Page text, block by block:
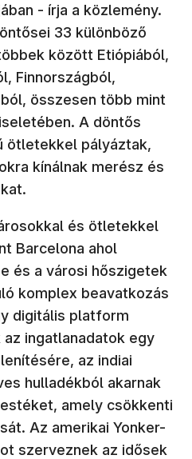
- írja a közlemény.
33 különböző
között Etiópiából,
Finnországból,
összesen több mint
A döntős
ötletekkel pályáztak,
kínálnak merész és
és ötletekkel
Barcelona ahol
és a városi hőszigetek
komplex beavatkozás
digitális platform
ingatlanadatok egy
az indiai
hulladékból akarnak
amely csökkenti
Az amerikai Yonker-
szerveznek az idősek